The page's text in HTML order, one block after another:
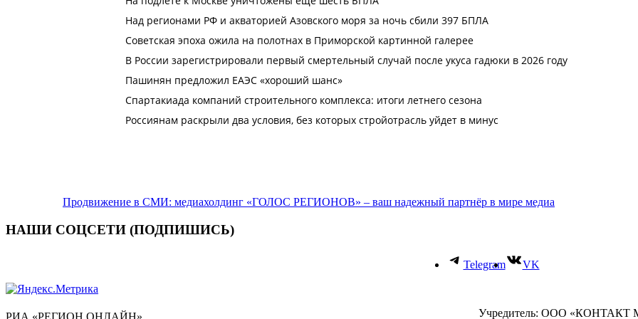
Продвижение в СМИ: медиахолдинг «ГОЛОС РЕГИОНОВ» – ваш надежный партнёр в мире медиа
НАШИ СОЦСЕТИ (ПОДПИШИСЬ)
Telegram VK
РИА «РЕГИОН ОНЛАЙН» Учредитель: ООО «КОНТАКТ